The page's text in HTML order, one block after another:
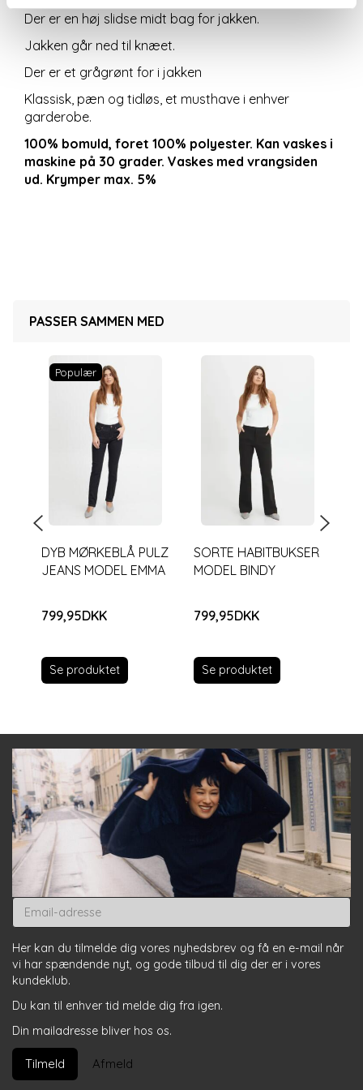
Der er en høj slidse midt bag for jakken.
Jakken går ned til knæet.
Der er et grågrønt for i jakken
Klassisk, pæn og tidløs, et musthave i enhver
garderobe.
100% bomuld, foret 100% polyester. Kan vaskes i
maskine på 30 grader. Vaskes med vrangsiden
ud. Krymper max. 5%
PASSER SAMMEN MED
Populær
DYB MØRKEBLÅ PULZ
JEANS MODEL EMMA
799,95DKK
Se produktet
SORTE HABITBUKSER
MODEL BINDY
799,95DKK
Se produktet
Email-
adresse
Her kan du tilmelde dig vores nyhedsbrev og få en e-mail når
vi har spændende nyt, og gode tilbud til dig der er i vores
kundeklub.
Du kan til enhver tid melde dig fra igen.
Din mailadresse bliver hos os.
Tilmeld Afmeld